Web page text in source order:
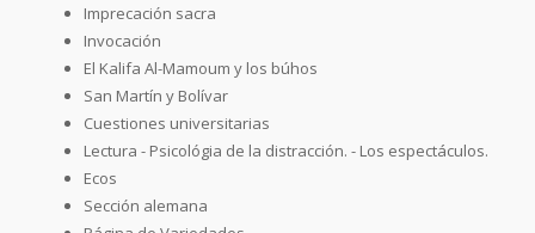
Imprecación sacra
Invocación
El Kalifa Al-Mamoum y los búhos
San Martín y Bolívar
Cuestiones universitarias
Lectura - Psicológia de la distracción. - Los espectáculos.
Ecos
Sección alemana